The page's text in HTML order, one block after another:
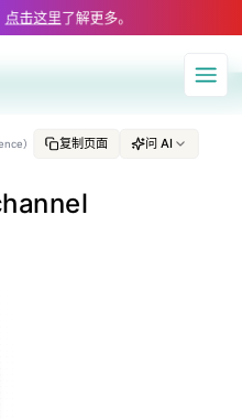
at https://
点击这里了解更多。
导航
） 复制页面 问 AI